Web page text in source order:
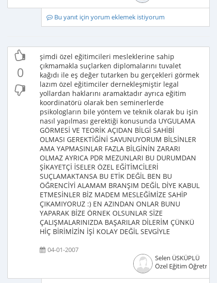
Bu yanıt için yorum eklemek istiyorum
0
şimdi özel eğitimcileri mesleklerine sahip
çıkmamakla suçlarken diplomalarını tuvalet
kağıdı ile eş değer tutarken bu gerçekleri görmek
lazım özel eğitimciler dernekleşmiştir legal
yollardan haklarını aramaktadır ayrıca eğitim
koordinatörü olarak ben seminerlerde
psikologların bile yöntem ve teknik olarak bu işin
nasıl yapılması gerektiği konusunda UYGULAMA
GÖRMESİ VE TEORİK AÇIDAN BİLGİ SAHİBİ
OLMASI GEREKTİĞİNİ SAVUNUYORUM BİLSİNLER
AMA YAPMASINLAR FAZLA BİLGİNİN ZARARI
OLMAZ AYRICA PDR MEZUNLARI BU DURUMDAN
ŞİKAYETÇİ İSELER ÖZEL EĞİTİMCİLERİ
SUÇLAMAKTANSA BU ETİK DEĞİL BEN BU
ÖĞRENCİYİ ALAMAM BRANŞIM DEĞİL DİYE KABUL
ETMESİNLER BİZ MADEM MESLEĞİMİZE SAHİP
ÇIKAMIYORUZ :) EN AZINDAN ONLAR BUNU
YAPARAK BİZE ÖRNEK OLSUNLAR SİZE
ÇALIŞMALARINIZDA BAŞARILAR DİLERİM ÇÜNKÜ
HİÇ BİRİMİZİN İŞİ KOLAY DEĞİL SEVGİYLE
04-01-2007
Selen ÜSKÜPLÜ
Özel Eğitim